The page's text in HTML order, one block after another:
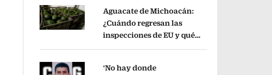
Opens in new window
Aguacate de Michoacán:
¿Cuándo regresan las
inspecciones de EU y qué
‘No hay donde